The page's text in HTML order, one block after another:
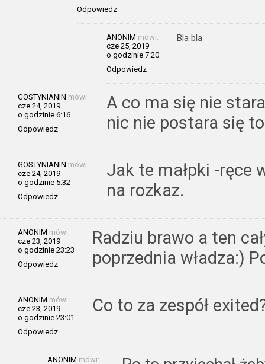
Odpowiedz
ANONIM mówi:
cze 25, 2019
o godzinie 7:20
Odpowiedz
Bla bla
GOSTYNIANIN mówi:
cze 24, 2019
o godzinie 6:16
Odpowiedz
A co ma się nie
nic nie postara się
GOSTYNIANIN mówi:
cze 24, 2019
o godzinie 5:32
Odpowiedz
Jak te małpki -ręce
na rozkaz.
ANONIM mówi:
cze 23, 2019
o godzinie 23:23
Odpowiedz
Radziu brawo a ten
poprzednia władza:)
ANONIM mówi:
cze 23, 2019
o godzinie 23:01
Odpowiedz
Co to za zespół
ANONIM mówi: